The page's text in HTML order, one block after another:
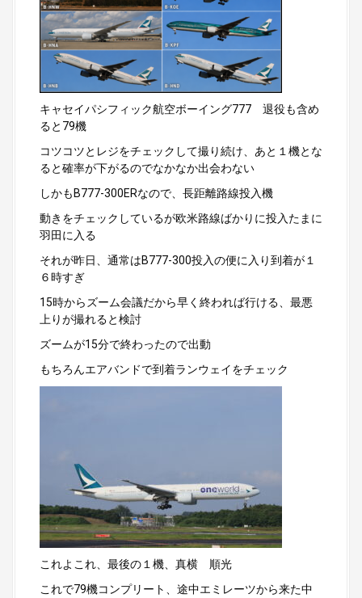
キャセイパシフィック航空ボーイング777 退役も含め
ると79機
コツコツとレジをチェックして撮り続け、あと１機とな
ると確率が下がるのでなかなか出会わない
しかもB777-300ERなので、長距離路線投入機
動きをチェックしているが欧米路線ばかりに投入たまに
羽田に入る
それが昨日、通常はB777-300投入の便に入り到着が１
６時すぎ
15時からズーム会議だから早く終われば行ける、最悪
上りが撮れると検討
ズームが15分で終わったので出動
もちろんエアバンドで到着ランウェイをチェック
これよこれ、最後の１機、真横 順光
これで79機コンプリート、途中エミレーツから来た中